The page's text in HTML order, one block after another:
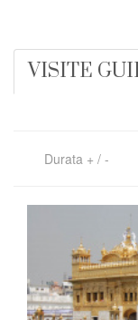
VISITE
Durata + / -